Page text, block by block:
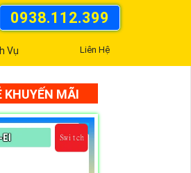
0938.112.399
Vụ Liên Hệ
KHUYẾN MÃI